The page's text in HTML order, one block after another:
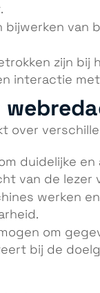
bijwerken van
zijn bij
interactie
over
duidelijke en
van de lezer
werken
om
bij de